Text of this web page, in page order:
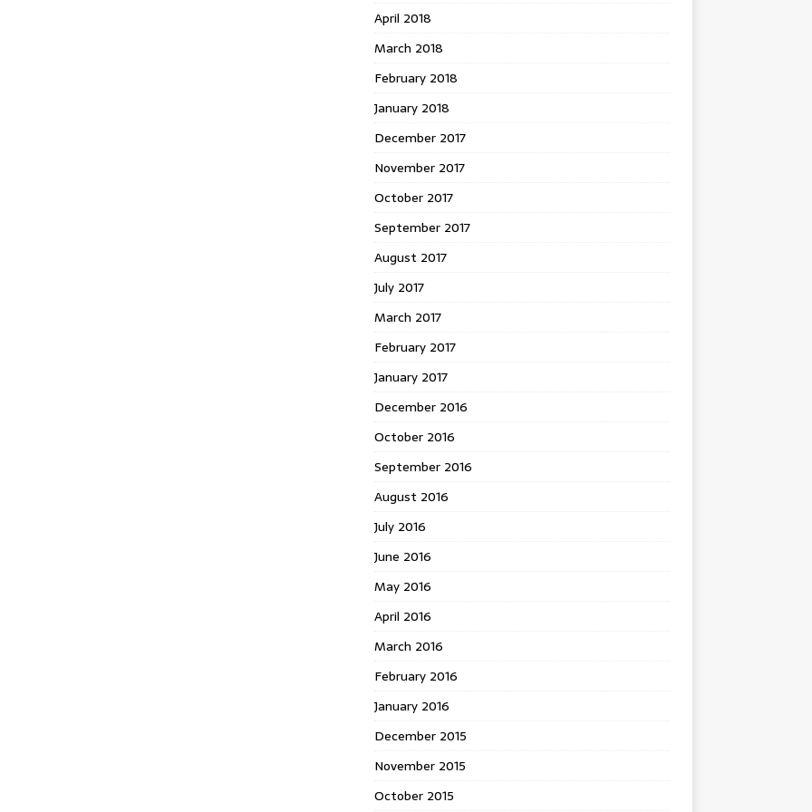
April 2018
March 2018
February 2018
January 2018
December 2017
November 2017
October 2017
September 2017
August 2017
July 2017
March 2017
February 2017
January 2017
December 2016
October 2016
September 2016
August 2016
July 2016
June 2016
May 2016
April 2016
March 2016
February 2016
January 2016
December 2015
November 2015
October 2015